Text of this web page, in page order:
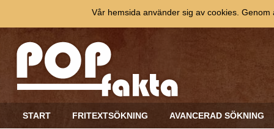
START FRITEXTSÖKNING AVANCERAD SÖKNING
Vår hemsida använder sig av cookies.